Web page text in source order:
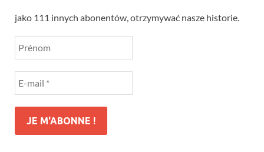
jako 111 innych abonentów, otrzymywać nasze historie.